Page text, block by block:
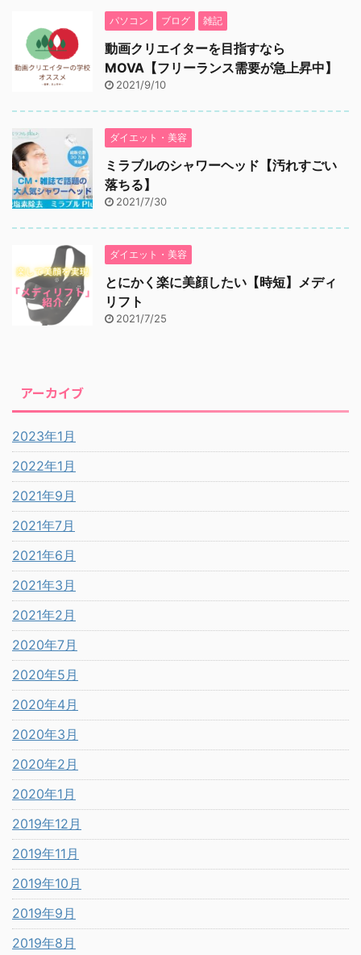
パソコン ブログ 雑記
動画クリエイターを目指すなら
MOVA【フリーランス需要が急上昇中】
2021/9/10
ダイエット・美容
ミラブルのシャワーヘッド【汚れすごい
落ちる】
2021/7/30
ダイエット・美容
とにかく楽に美顔したい【時短】メディ
リフト
2021/7/25
アーカイブ
2023年1月
2022年1月
2021年9月
2021年7月
2021年6月
2021年3月
2021年2月
2020年7月
2020年5月
2020年4月
2020年3月
2020年2月
2020年1月
2019年12月
2019年11月
2019年10月
2019年9月
2019年8月